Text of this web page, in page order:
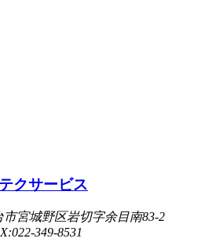
市宮城野区岩切字余目南83-2
349-8531